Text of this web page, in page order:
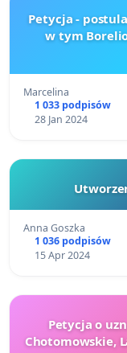
Petycja -
w tym
Marcelina
1 033 podpisów
28 Jan 2024
Anna Goszka
1 036 podpisów
15 Apr 2024
Petycja o
Chotomowskie,